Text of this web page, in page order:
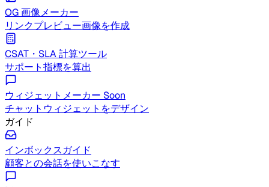
OG 画像メーカー
リンクプレビュー画像を作成
CSAT・SLA 計算ツール
サポート指標を算出
ウィジェットメーカー Soon
チャットウィジェットをデザイン
ガイド
インボックスガイド
顧客との会話を使いこなす